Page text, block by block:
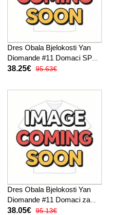
Dres Obala Bjelokosti Yan
Diomande #11 Domaci SP
2026 Kratak Rukav
38.25€ 95.63€
Dres Obala Bjelokosti Yan
Diomande #11 Domaci za
Žensko SP 2026 Kratak
38.05€ 95.13€